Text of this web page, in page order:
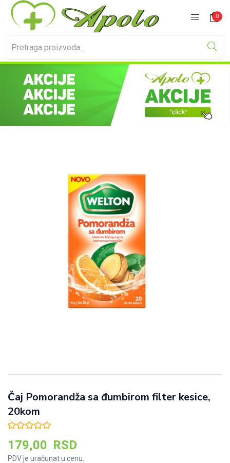
0
Prijavite se Registracija
Unesite svoje korisničko ime i lozinku za prijavu.
Čaj Pomorandža sa đumbirom filter kesice,
20kom
179,00 RSD
PDV je uračunat u cenu.